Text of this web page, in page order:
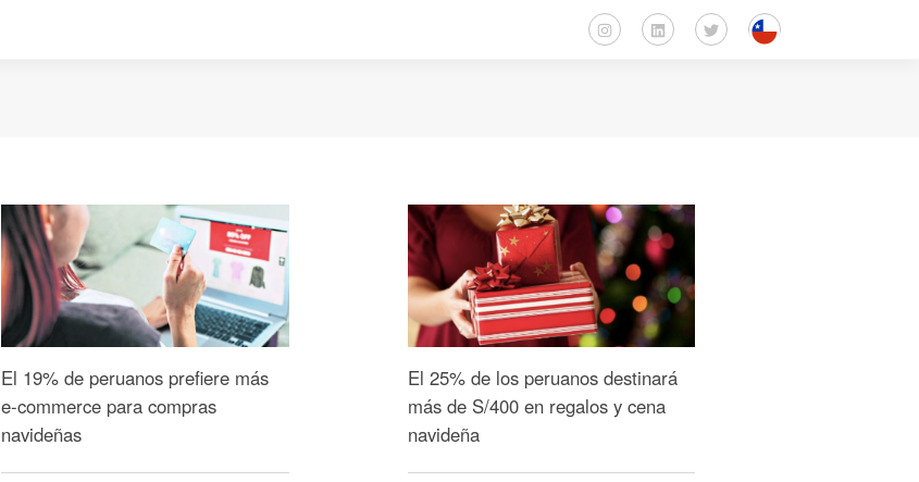
El 19% de peruanos prefiere más
e-commerce para compras
navideñas
El 25% de los peruanos destinará
más de S/400 en regalos y cena
navideña